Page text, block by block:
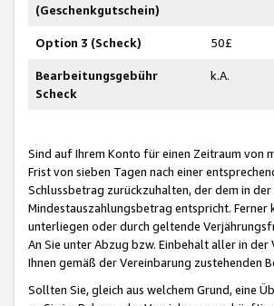
(Geschenkgutschein)
Option 3 (Scheck) 50£
Bearbeitungsgebühr
Scheck
k.A.
Sind auf Ihrem Konto für einen Zeitraum von
Frist von sieben Tagen nach einer
Schlussbetrag zurückzuhalten, der dem in
Mindestauszahlungsbetrag entspricht.
unterliegen oder durch geltende
An Sie unter Abzug bzw. Einbehalt aller in
Ihnen gemäß der Vereinbarung zustehenden
Sollten Sie, gleich aus welchem Grund, eine